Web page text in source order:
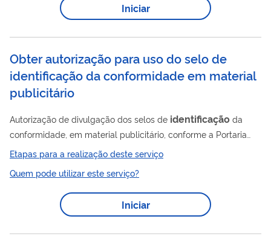
Iniciar
Obter autorização para uso do selo de
identificação da conformidade em material
publicitário
Autorização de divulgação dos selos de identificação da
conformidade, em material publicitário, conforme a Portaria
Inmetro n.º 274, de 13 de junho de 2014.
Etapas para a realização deste serviço
Quem pode utilizar este serviço?
Iniciar